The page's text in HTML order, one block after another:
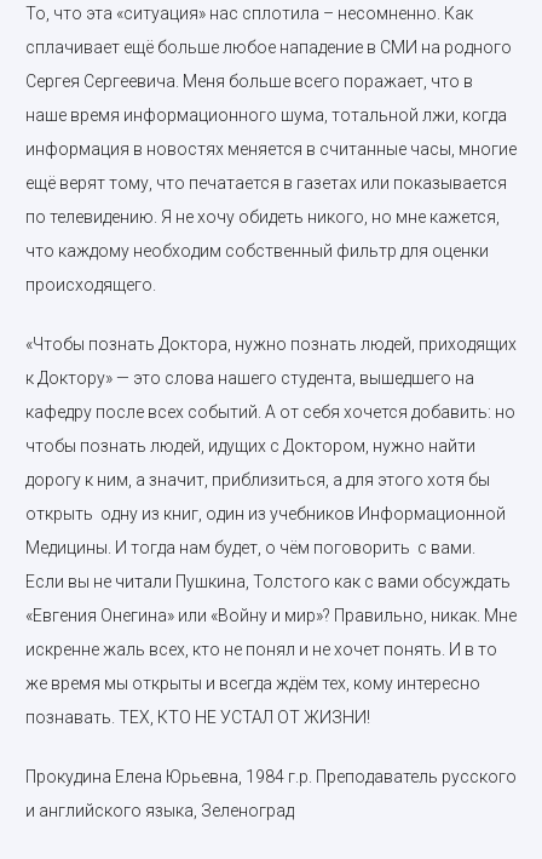
То, что эта «ситуация» нас сплотила – несомненно. Как
сплачивает ещё больше любое нападение в СМИ на родного
Сергея Сергеевича. Меня больше всего поражает, что в
наше время информационного шума, тотальной лжи, когда
информация в новостях меняется в считанные часы, многие
ещё верят тому, что печатается в газетах или показывается
по телевидению. Я не хочу обидеть никого, но мне кажется,
что каждому необходим собственный фильтр для оценки
происходящего.
«Чтобы познать Доктора, нужно познать людей, приходящих
к Доктору» — это слова нашего студента, вышедшего на
кафедру после всех событий. А от себя хочется добавить: но
чтобы познать людей, идущих с Доктором, нужно найти
дорогу к ним, а значит, приблизиться, а для этого хотя бы
открыть одну из книг, один из учебников Информационной
Медицины. И тогда нам будет, о чём поговорить с вами.
Если вы не читали Пушкина, Толстого как с вами обсуждать
«Евгения Онегина» или «Войну и мир»? Правильно, никак. Мне
искренне жаль всех, кто не понял и не хочет понять. И в то
же время мы открыты и всегда ждём тех, кому интересно
познавать. ТЕХ, КТО НЕ УСТАЛ ОТ ЖИЗНИ!
Прокудина Елена Юрьевна, 1984 г.р. Преподаватель русского
и английского языка, Зеленоград